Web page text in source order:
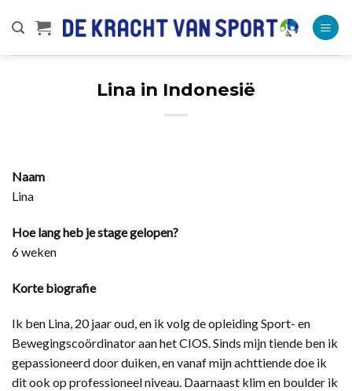
naar
Lina in Indonesië
Naam
Lina
Hoe lang heb je stage gelopen?
6 weken
Korte biografie
Ik ben Lina, 20 jaar oud, en ik volg de opleiding Sport- en
Bewegingscoördinator aan het CIOS. Sinds mijn tiende ben ik
gepassioneerd door duiken, en vanaf mijn achttiende doe ik
dit ook op professioneel niveau. Daarnaast klim en boulder ik